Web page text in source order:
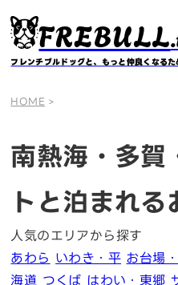
FREBULL
フレンチブルドッグと、もっと仲良くなるた
HOME >
南熱海・多賀
トと泊まれる
人気のエリアから探す
あわら いわき・平 お台場
海道 つくば はわい・東郷